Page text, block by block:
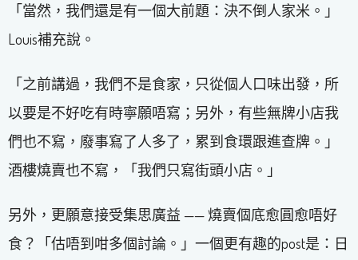
「當然，我們還是有一個大前題：決不倒人家米。」
Louis補充說。
「之前講過，我們不是食家，只從個人口味出發，所
以要是不好吃有時寧願唔寫；另外，有些無牌小店我
們也不寫，廢事寫了人多了，累到食環跟進查牌。」
酒樓燒賣也不寫，「我們只寫街頭小店。」
另外，更願意接受集思廣益 —— 燒賣個底愈圓愈唔好
食？「估唔到咁多個討論。」一個更有趣的post是：日